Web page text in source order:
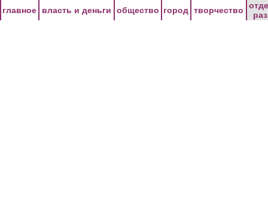
главное власть и деньги общество город творчество